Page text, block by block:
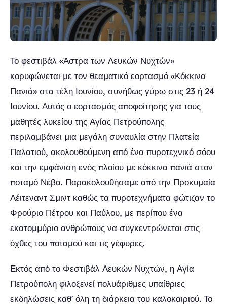
Το φεστιβάλ «Άστρα των Λευκών Νυχτών»
κορυφώνεται με τον θεαματικό εορτασμό «Κόκκινα
Πανιά» στα τέλη Ιουνίου, συνήθως γύρω στις 23 ή 24
Ιουνίου. Αυτός ο εορτασμός αποφοίτησης για τους
μαθητές λυκείου της Αγίας Πετρούπολης
περιλαμβάνει μια μεγάλη συναυλία στην Πλατεία
Παλατιού, ακολουθούμενη από ένα πυροτεχνικό σόου
και την εμφάνιση ενός πλοίου με κόκκινα πανιά στον
ποταμό Νέβα. Παρακολουθήσαμε από την Προκυμαία
Λέιτεναντ Σμιντ καθώς τα πυροτεχνήματα φώτιζαν το
Φρούριο Πέτρου και Παύλου, με περίπου ένα
εκατομμύριο ανθρώπους να συγκεντρώνεται στις
όχθες του ποταμού και τις γέφυρες.
Εκτός από το Φεστιβάλ Λευκών Νυχτών, η Αγία
Πετρούπολη φιλοξενεί πολυάριθμες υπαίθριες
εκδηλώσεις καθ' όλη τη διάρκεια του καλοκαιριού. Το